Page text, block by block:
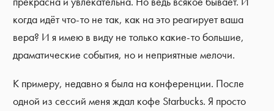
когда идёт что-то не так, как на это реагирует ваша
вера? И я имею в виду не только какие-то большие,
драматические события, но и неприятные мелочи.
К примеру, недавно я была на конференции. После
одной из сессий меня ждал кофе Starbucks. Я просто